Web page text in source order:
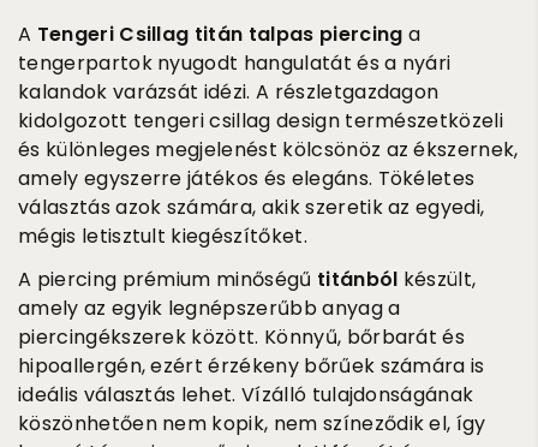
A Tengeri Csillag titán talpas piercing a
tengerpartok nyugodt hangulatát és a nyári
kalandok varázsát idézi. A részletgazdagon
kidolgozott tengeri csillag design természetközeli
és különleges megjelenést kölcsönöz az ékszernek,
amely egyszerre játékos és elegáns. Tökéletes
választás azok számára, akik szeretik az egyedi,
mégis letisztult kiegészítőket.
A piercing prémium minőségű titánból készült,
amely az egyik legnépszerűbb anyag a
piercingékszerek között. Könnyű, bőrbarát és
hipoallergén, ezért érzékeny bőrűek számára is
ideális választás lehet. Vízálló tulajdonságának
köszönhetően nem kopik, nem színeződik el, így